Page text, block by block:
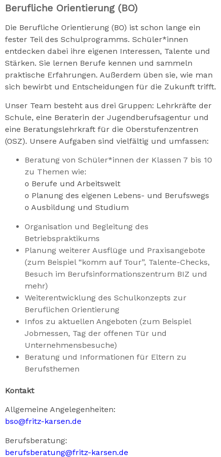
Berufliche Orientierung (BO)
Die Berufliche Orientierung (BO) ist schon lange ein
fester Teil des Schulprogramms. Schüler*innen
entdecken dabei ihre eigenen Interessen, Talente und
Stärken. Sie lernen Berufe kennen und sammeln
praktische Erfahrungen. Außerdem üben sie, wie man
sich bewirbt und Entscheidungen für die Zukunft trifft.
Unser Team besteht aus drei Gruppen: Lehrkräfte der
Schule, eine Beraterin der Jugendberufsagentur und
eine Beratungslehrkraft für die Oberstufenzentren
(OSZ). Unsere Aufgaben sind vielfältig und umfassen:
Beratung von Schüler*innen der Klassen 7 bis 10
zu Themen wie:
o Berufe und Arbeitswelt
o Planung des eigenen Lebens- und Berufswegs
o Ausbildung und Studium
Organisation und Begleitung des
Betriebspraktikums
Planung weiterer Ausflüge und Praxisangebote
(zum Beispiel “komm auf Tour”, Talente-Checks,
Besuch im Berufsinformationszentrum BIZ und
mehr)
Weiterentwicklung des Schulkonzepts zur
Beruflichen Orientierung
Infos zu aktuellen Angeboten (zum Beispiel
Jobmessen, Tag der offenen Tür und
Unternehmensbesuche)
Beratung und Informationen für Eltern zu
Berufsthemen
Kontakt
Allgemeine Angelegenheiten:
bso@fritz-karsen.de
Berufsberatung:
berufsberatung@fritz-karsen.de